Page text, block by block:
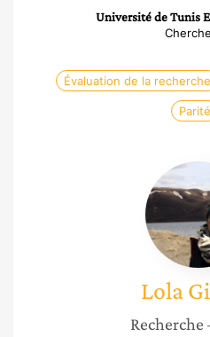
Université de Tunis
Évaluation de la recherche
Parité
Lola
Recherche